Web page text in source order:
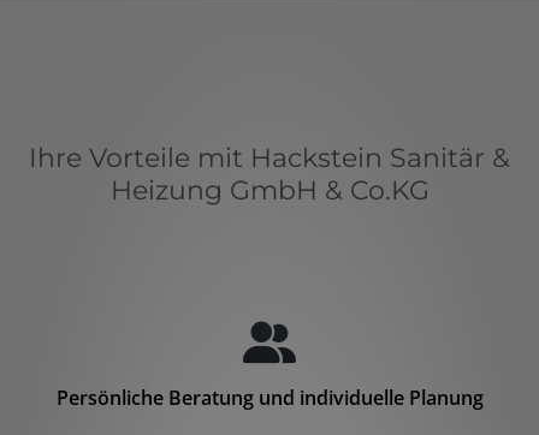
Ihre Vorteile mit Hackstein Sanitär &
Heizung GmbH & Co.KG
Persönliche Beratung und individuelle Planung